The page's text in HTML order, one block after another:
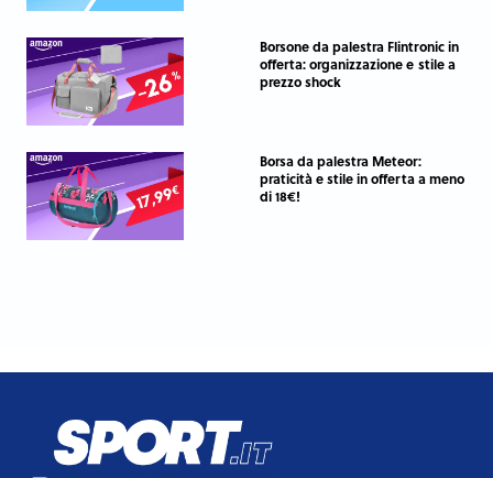
Borsone da palestra Flintronic in
offerta: organizzazione e stile a
prezzo shock
Borsa da palestra Meteor:
praticità e stile in offerta a meno
di 18€!